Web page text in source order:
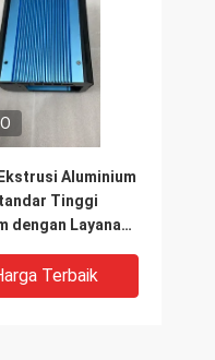
Aluminium
Tinggi
dengan Layanan
Terbaik